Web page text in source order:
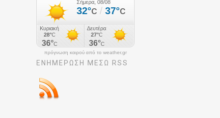
πρόγνωση καιρού από το weather.gr
ΕΝΗΜΈΡΩΣΉ ΜΕΣΩ RSS